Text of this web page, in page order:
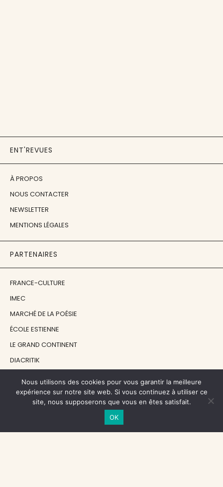
ENT'REVUES
À PROPOS
NOUS CONTACTER
NEWSLETTER
MENTIONS LÉGALES
PARTENAIRES
FRANCE-CULTURE
IMEC
MARCHÉ DE LA POÉSIE
ÉCOLE ESTIENNE
LE GRAND CONTINENT
DIACRITIK
NOS SOUTIENS
CENTRE NATIONAL DU LIVRE
Nous utilisons des cookies pour vous garantir la meilleure
expérience sur notre site web. Si vous continuez à utiliser ce
site, nous supposerons que vous en êtes satisfait.
OK